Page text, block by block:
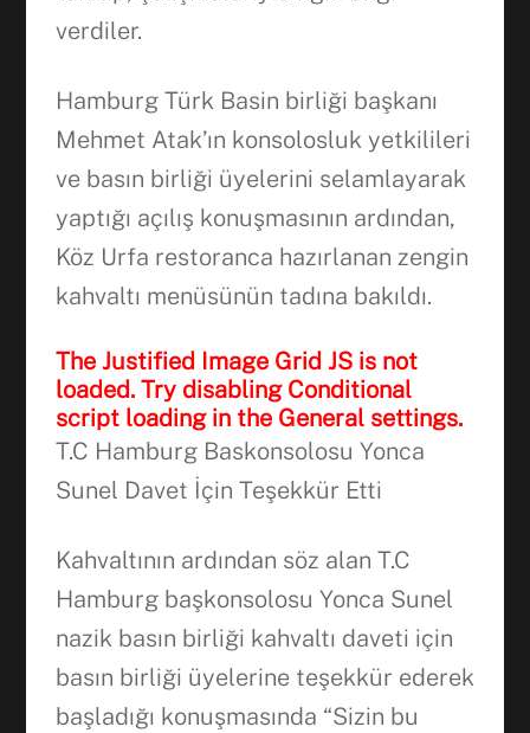
verdiler.
Hamburg Türk Basin birliği başkanı
Mehmet Atak’ın konsolosluk yetkilileri
ve basın birliği üyelerini selamlayarak
yaptığı açılış konuşmasının ardından,
Köz Urfa restoranca hazırlanan zengin
kahvaltı menüsünün tadına bakıldı.
The Justified Image Grid JS is not
loaded. Try disabling Conditional
script loading in the General settings.
T.C Hamburg Baskonsolosu Yonca
Sunel Davet İçin Teşekkür Etti
Kahvaltının ardından söz alan T.C
Hamburg başkonsolosu Yonca Sunel
nazik basın birliği kahvaltı daveti için
basın birliği üyelerine teşekkür ederek
başladığı konuşmasında “Sizin bu